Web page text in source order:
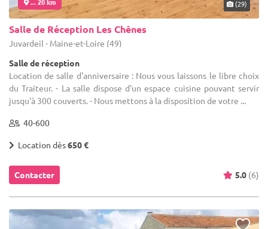
... 20 km (29)
Salle de Réception Les Chênes
Juvardeil - Maine-et-Loire (49)
Salle de réception
Location de salle d'anniversaire : Nous vous laissons le libre choix
du Traiteur. - La salle dispose d'un espace cuisine pouvant servir
jusqu'à 300 couverts. - Nous mettons à la disposition de votre ...
40-600
Location dès650 €
Contacter 5.0 (6)